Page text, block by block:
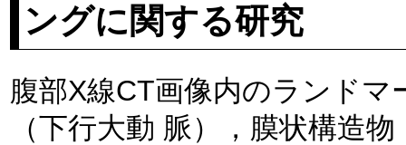
ングに関する研究
腹部X線CT画像内のランドマ
（下行大動 脈），膜状構造物（左右横隔膜），塊状構造物（肝